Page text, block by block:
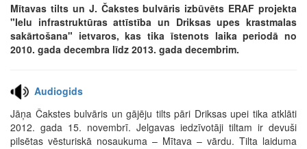
Mītavas tilts un J. Čakstes bulvāris izbūvēts ERAF projekta
"Ielu infrastruktūras attīstība un Driksas upes krastmalas
sakārtošana" ietvaros, kas tika īstenots laika periodā no
2010. gada decembra līdz 2013. gada decembrim.
Audiogids
Jāņa Čakstes bulvāris un gājēju tilts pāri Driksas upei tika atklāti
2012. gada 15. novembrī. Jelgavas iedzīvotāji tiltam ir devuši
pilsētas vēsturiskā nosaukuma – Mītava – vārdu. Tilta laiduma